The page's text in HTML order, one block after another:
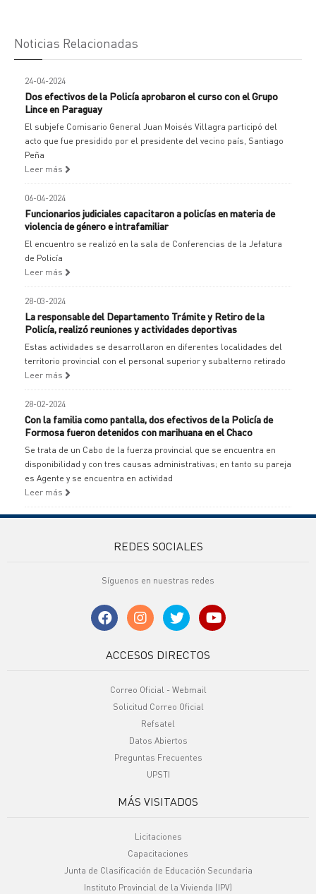
Noticias Relacionadas
24-04-2024
Dos efectivos de la Policía aprobaron el curso con el Grupo
Lince en Paraguay
El subjefe Comisario General Juan Moisés Villagra participó del
acto que fue presidido por el presidente del vecino país, Santiago
Peña
Leer más
06-04-2024
Funcionarios judiciales capacitaron a policías en materia de
violencia de género e intrafamiliar
El encuentro se realizó en la sala de Conferencias de la Jefatura
de Policía
Leer más
28-03-2024
La responsable del Departamento Trámite y Retiro de la
Policía, realizó reuniones y actividades deportivas
Estas actividades se desarrollaron en diferentes localidades del
territorio provincial con el personal superior y subalterno retirado
Leer más
28-02-2024
Con la familia como pantalla, dos efectivos de la Policía de
Formosa fueron detenidos con marihuana en el Chaco
Se trata de un Cabo de la fuerza provincial que se encuentra en
disponibilidad y con tres causas administrativas; en tanto su pareja
es Agente y se encuentra en actividad
Leer más
REDES SOCIALES
Síguenos en nuestras redes
ACCESOS DIRECTOS
Correo Oficial - Webmail
Solicitud Correo Oficial
Refsatel
Datos Abiertos
Preguntas Frecuentes
UPSTI
MÁS VISITADOS
Licitaciones
Capacitaciones
Junta de Clasificación de Educación Secundaria
Instituto Provincial de la Vivienda (IPV)